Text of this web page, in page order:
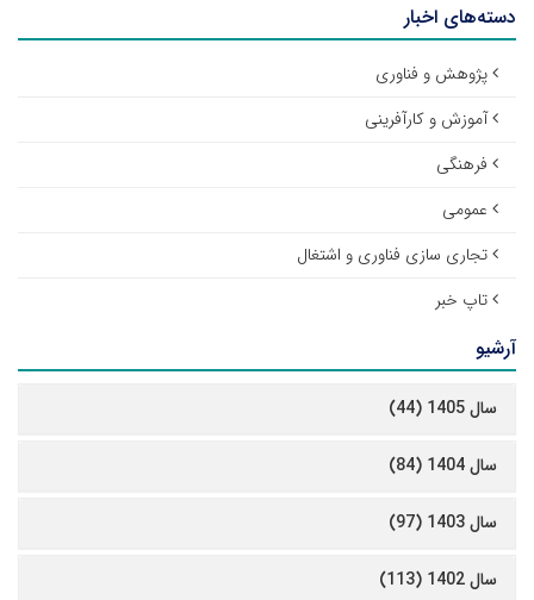
دسته‌های اخبار
پژوهش و فناوری
آموزش و کارآفرینی
فرهنگی
عمومی
تجاری سازی فناوری و اشتغال
تاپ خبر
آرشیو
سال 1405 (44)
سال 1404 (84)
سال 1403 (97)
سال 1402 (113)